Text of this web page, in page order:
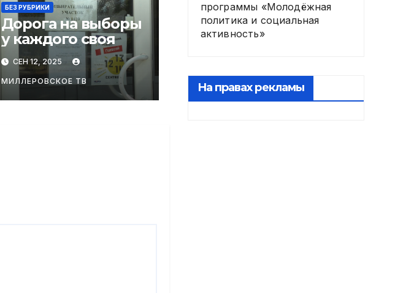
БЕЗ РУБРИКИ
Дорога на выборы
у каждого своя
СЕН 12, 2025
МИЛЛЕРОВСКОЕ ТВ
программы «Молодёжная
политика и социальная
активность»
На правах рекламы